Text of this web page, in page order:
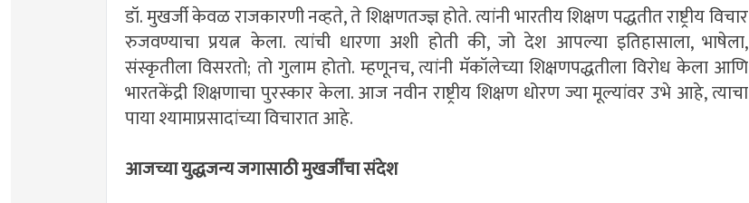
डॉ. मुखर्जी केवळ राजकारणी नव्हते, ते शिक्षणतज्ज्ञ होते. त्यांनी भारतीय शिक्षण पद्धतीत राष्ट्रीय विचार
रुजवण्याचा प्रयत्न केला. त्यांची धारणा अशी होती की, जो देश आपल्या इतिहासाला, भाषेला,
संस्कृतीला विसरतो; तो गुलाम होतो. म्हणूनच, त्यांनी मॅकॉलेच्या शिक्षणपद्धतीला विरोध केला आणि
भारतकेंद्री शिक्षणाचा पुरस्कार केला. आज नवीन राष्ट्रीय शिक्षण धोरण ज्या मूल्यांवर उभे आहे, त्याचा
पाया श्यामाप्रसादांच्या विचारात आहे.
आजच्या युद्धजन्य जगासाठी मुखर्जींचा संदेश